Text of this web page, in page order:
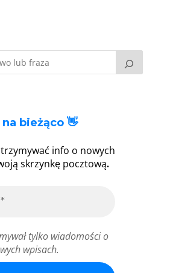
bieżąco 👋
info o nowych
skrzynkę pocztową.
tylko wiadomości o
wpisach.